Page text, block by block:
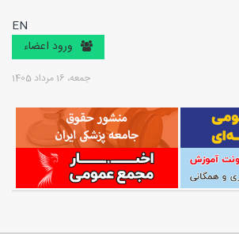
EN
ورود اعضاء
جمعه، 16 مرداد 1405